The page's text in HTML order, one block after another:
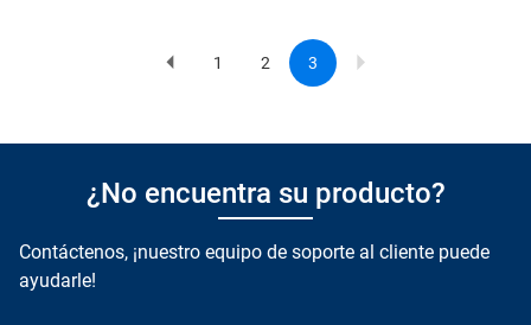
Pagination
PreviousPage
1 Page
2
Current
page
3
¿No encuentra su producto?
Contáctenos, ¡nuestro equipo de soporte al cliente puede
ayudarle!